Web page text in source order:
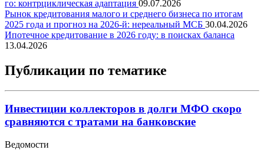
го: контрциклическая адаптация 09.07.2026
Рынок кредитования малого и среднего бизнеса по итогам
2025 года и прогноз на 2026-й: нереальный МСБ 30.04.2026
Ипотечное кредитование в 2026 году: в поисках баланса
13.04.2026
Публикации по тематике
Инвестиции коллекторов в долги МФО скоро
сравняются с тратами на банковские
Ведомости